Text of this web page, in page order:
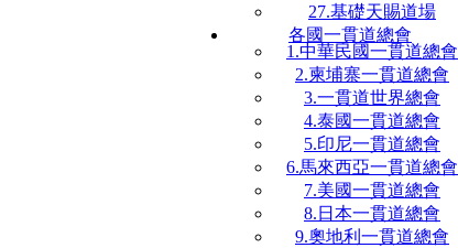
27.基礎天賜道場
各國一貫道總會
1.中華民國一貫道總會
2.柬埔寨一貫道總會
3.一貫道世界總會
4.泰國一貫道總會
5.印尼一貫道總會
6.馬來西亞一貫道總會
7.美國一貫道總會
8.日本一貫道總會
9.奧地利一貫道總會